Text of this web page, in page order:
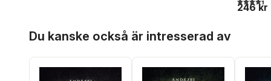
246 kr
Du kanske också är intresserad av